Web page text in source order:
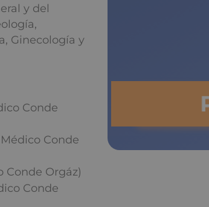
y del
Ginecología y
Conde
Conde
Conde Orgáz)
Conde